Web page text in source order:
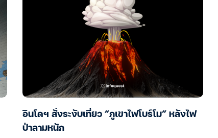
อินโดฯ สั่งระงับเที่ยว “ภูเขาไฟโบร์โม” หลังไฟ
ป่าลามหนัก